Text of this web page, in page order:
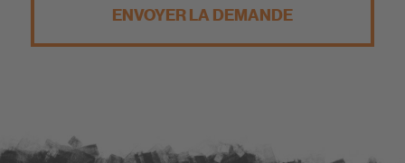
ENVOYER LA DEMANDE